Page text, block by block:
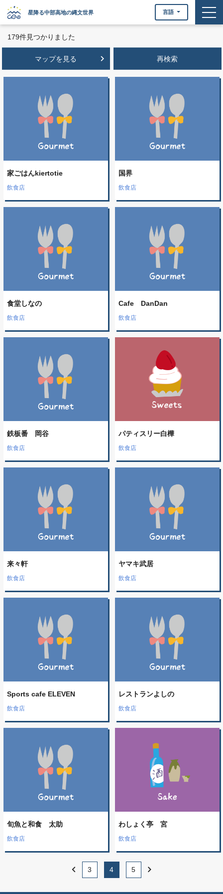
星降る中部高地の縄文世界 言語
179件見つかりました
家ごはんkiertotie
飲食店
国界
飲食店
食堂しなの
飲食店
Cafe DanDan
飲食店
鉄板番 岡谷
飲食店
パティスリー白樺
飲食店
来々軒
飲食店
ヤマキ武居
飲食店
Sports cafe ELEVEN
飲食店
レストランよしの
飲食店
旬魚と和食 太助
飲食店
わしょく亭 宮
飲食店
マップを見る keyboard_arrow_right
chevron_left 3 4 5 chevron_right